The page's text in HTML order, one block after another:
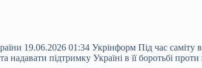
19.06.2026 01:34 Укрінформ Під час саміту в
підтримку Україні в її боротьбі проти